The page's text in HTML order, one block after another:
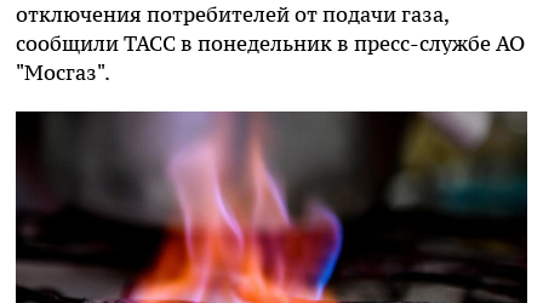
отключения потребителей от подачи газа,
сообщили ТАСС в понедельник в пресс-службе АО
"Мосгаз".